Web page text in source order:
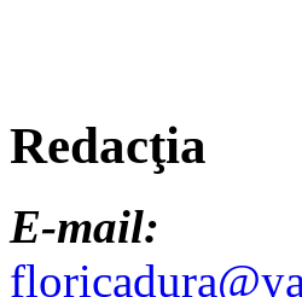
Redacţia
E-mail: